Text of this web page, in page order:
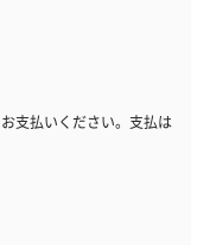
支払いください。支払は